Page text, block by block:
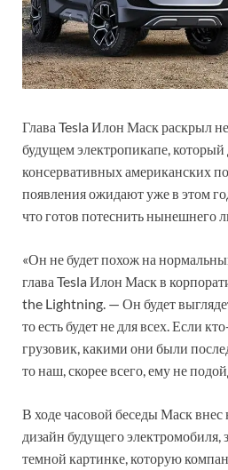
Глава Tesla Илон Маск раскрыл
будущем электропикапе, который
консервативных американских
появления ожидают уже в этом
что готов потеснить нынешнего
«Он не будет похож на
глава Tesla Илон Маск в
the Lightning. — Он будет
то есть будет не для всех. Если
грузовик, какими они были
то наш, скорее всего, ему не
В ходе часовой беседы Маск внес
дизайн будущего электромобиля,
темной картинке, которую